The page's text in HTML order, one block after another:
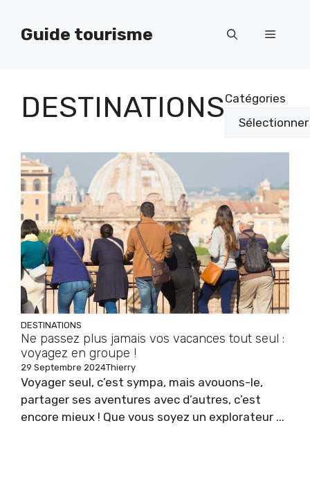
contenuGuide tourisme Menu
DESTINATIONSCatégories
DESTINATIONS
Ne passez plus jamais vos vacances tout seul :
voyagez en groupe !
29 Septembre 2024Thierry
Voyager seul, c’est sympa, mais avouons-le,
partager ses aventures avec d’autres, c’est
encore mieux ! Que vous soyez un explorateur ...